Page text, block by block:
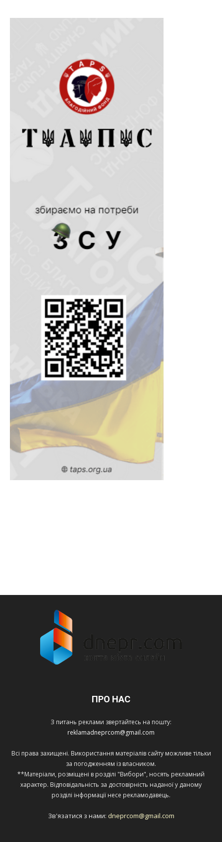
ПРО НАС
З питань реклами звертайтесь на пошту:
reklamadneprcom@gmail.com
Всі права захищені. Використання матеріалів сайту можливе тільки
за погодженням із власником.
**Матеріали, розміщені в розділі "Вибори", носять рекламний
характер. Відповідальність за достовірність наданої у даному
розділі інформації несе рекламодавець.
Зв'язатися з нами: dneprcom@gmail.com